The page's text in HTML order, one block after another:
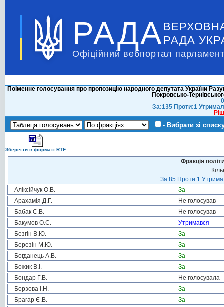
РАДА РАДА
Офіційний вебпортал
Поіменне голосування про пропозицію народного депутата України
Покровсько-
За:135 Проти:1
- Вибрати зі
Зберегти в форматі RTF
Фракція
За:85 Проти:1
Аліксійчук О.В.
За
Арахамія Д.Г.
Не голосував
Бабак С.В.
Не голосував
Бакумов О.С.
Утримався
Безгін В.Ю.
За
Березін М.Ю.
За
Богданець А.В.
За
Божик В.І.
За
Бондар Г.В.
Не голосувала
Борзова І.Н.
За
Брагар Є.В.
За